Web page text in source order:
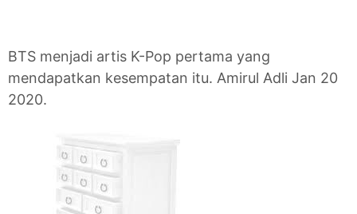
BTS menjadi artis K-Pop pertama yang
mendapatkan kesempatan itu. Amirul Adli Jan 20
2020.